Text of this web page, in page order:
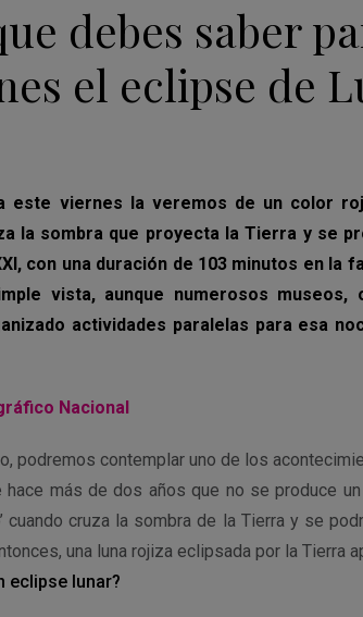
debes saber
el eclipse de
este viernes la veremos de un color
la sombra que proyecta la Tierra y se
con una duración de 103 minutos en la
vista, aunque numerosos museos,
actividades paralelas para esa
Nacional
podremos contemplar uno de los
hace más de dos años que no se produce
cuando cruza la sombra de la Tierra y se
una luna rojiza eclipsada por la Tierra
eclipse lunar?